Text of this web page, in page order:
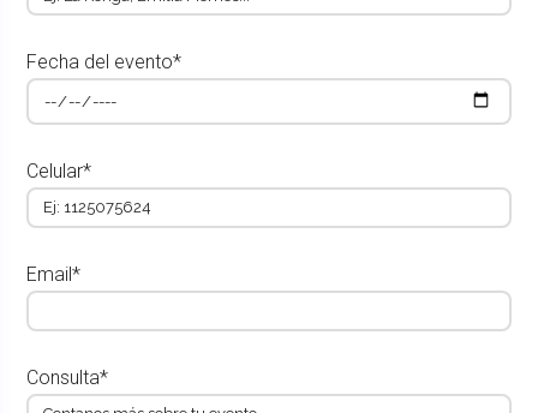
Fecha del evento*
Celular*
Email*
Consulta*